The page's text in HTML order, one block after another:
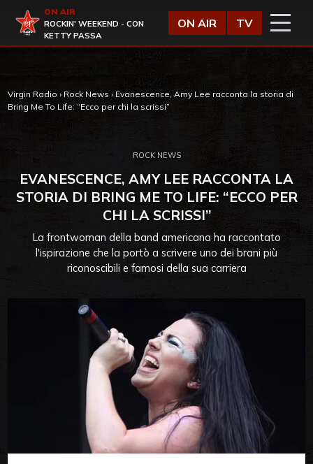
Virgin Radio
ON AIR
ROCKIN' WEEKEND - CON
KETTY PASSA
ON AIR TV
Virgin Radio › Rock News › Evanescence, Amy Lee racconta la storia di
Bring Me To Life: “Ecco per chi la scrissi”
ROCK NEWS
EVANESCENCE, AMY LEE RACCONTA LA
STORIA DI BRING ME TO LIFE: “ECCO PER
CHI LA SCRISSI”
La frontwoman della band americana ha raccontato
l'ispirazione che la portò a scrivere uno dei brani più
riconoscibili e famosi della sua carriera